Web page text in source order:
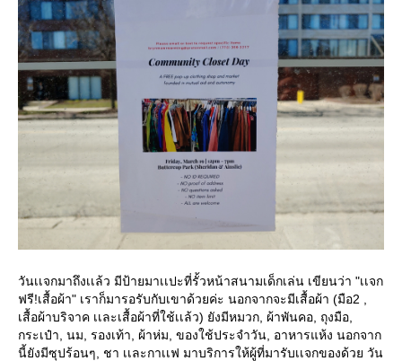
วันเเจกมาถึงเเล้ว มีป้ายมาเเปะที่รั้วหน้าสนามเด็กเล่น เขียนว่า "เเจก
ฟรี!เสื้อผ้า" เราก็มารอรับกับเขาด้วยค่ะ นอกจากจะมีเสื้อผ้า (มือ2 ,
เสื้อผ้าบริจาค เเละเสื้อผ้าที่ใช้เเล้ว) ยังมีหมวก, ผ้าพันคอ, ถุงมือ,
กระเป๋า, นม, รองเท้า, ผ้าห่ม, ของใช้ประจำวัน, อาหารแห้ง นอกจาก
นี้ยังมีซุปร้อนๆ, ชา เเละกาเเฟ มาบริการให้ผู้ที่มารับเเจกของด้วย วัน